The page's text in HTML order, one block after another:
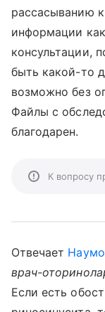
рассасыванию
информации
консультации,
быть какой-то
возможно без
Файлы с
благодарен.
К вопросу
Отвечает
врач-
Если есть